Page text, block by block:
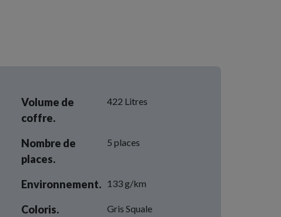
Volume de
coffre.
422 Litres
Nombre de
places.
5 places
Environnement. 133 g/km
Coloris. Gris Squale